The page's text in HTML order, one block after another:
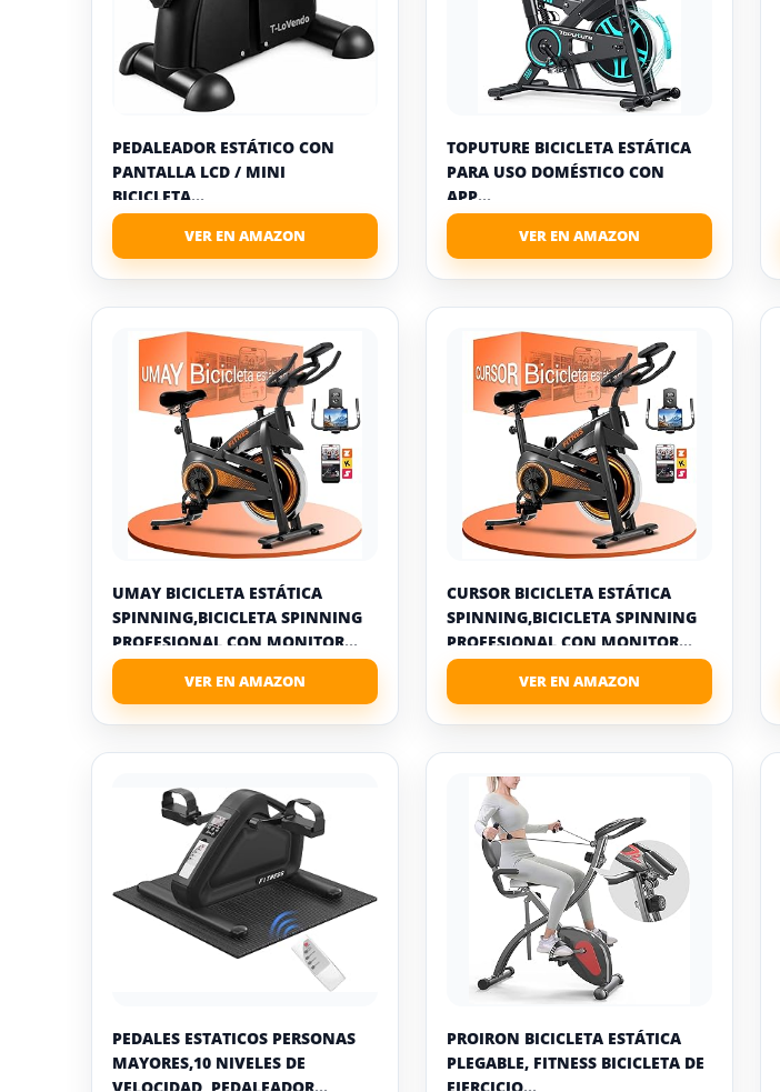
PEDALEADOR ESTÁTICO CON
PANTALLA LCD / MINI
BICICLETA...
TOPUTURE BICICLETA ESTÁTICA
PARA USO DOMÉSTICO CON
APP...
UMAY BICICLETA ESTÁTICA
SPINNING,BICICLETA SPINNING
PROFESIONAL CON MONITOR...
CURSOR BICICLETA ESTÁTICA
SPINNING,BICICLETA SPINNING
PROFESIONAL CON MONITOR...
PEDALES ESTATICOS PERSONAS
MAYORES,10 NIVELES DE
VELOCIDAD, PEDALEADOR...
PROIRON BICICLETA ESTÁTICA
PLEGABLE, FITNESS BICICLETA DE
EJERCICIO...